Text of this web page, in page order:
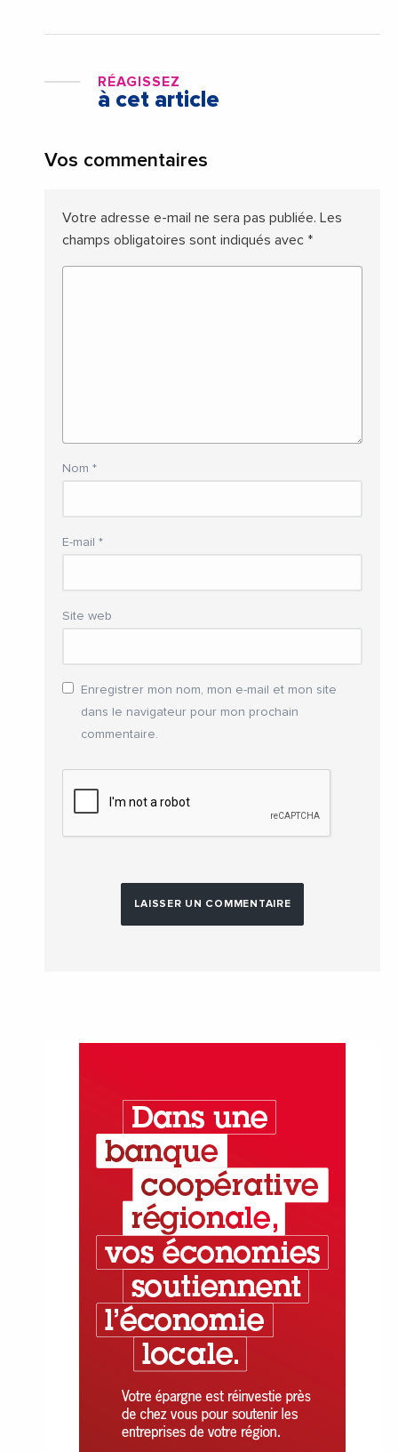
RÉAGISSEZ
à cet article
Vos commentaires
Votre adresse e-mail ne sera pas publiée. Les
champs obligatoires sont indiqués avec *
Nom *
E-mail *
Site web
Enregistrer mon nom, mon e-mail et mon site
dans le navigateur pour mon prochain
commentaire.